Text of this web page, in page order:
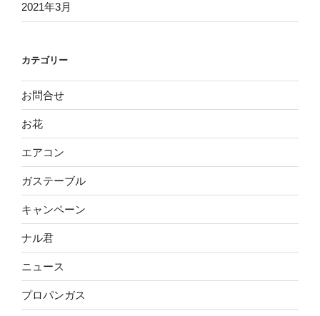
2021年3月
カテゴリー
お問合せ
お花
エアコン
ガステーブル
キャンペーン
ナル君
ニュース
プロパンガス